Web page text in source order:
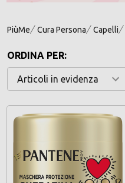
PiùMe Cura Persona Capelli
ORDINA PER: